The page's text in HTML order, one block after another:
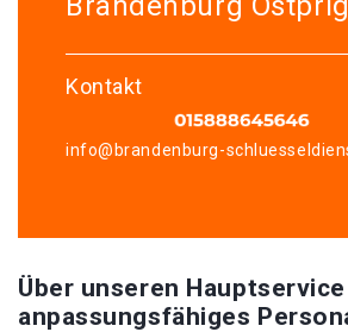
Kontakt
info@brandenburg-
Über unseren
anpassungsfähiges